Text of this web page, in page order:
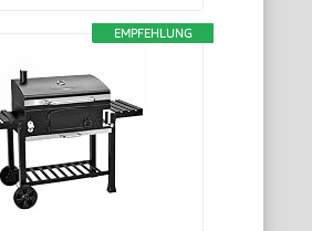
EMPFEHLUNG